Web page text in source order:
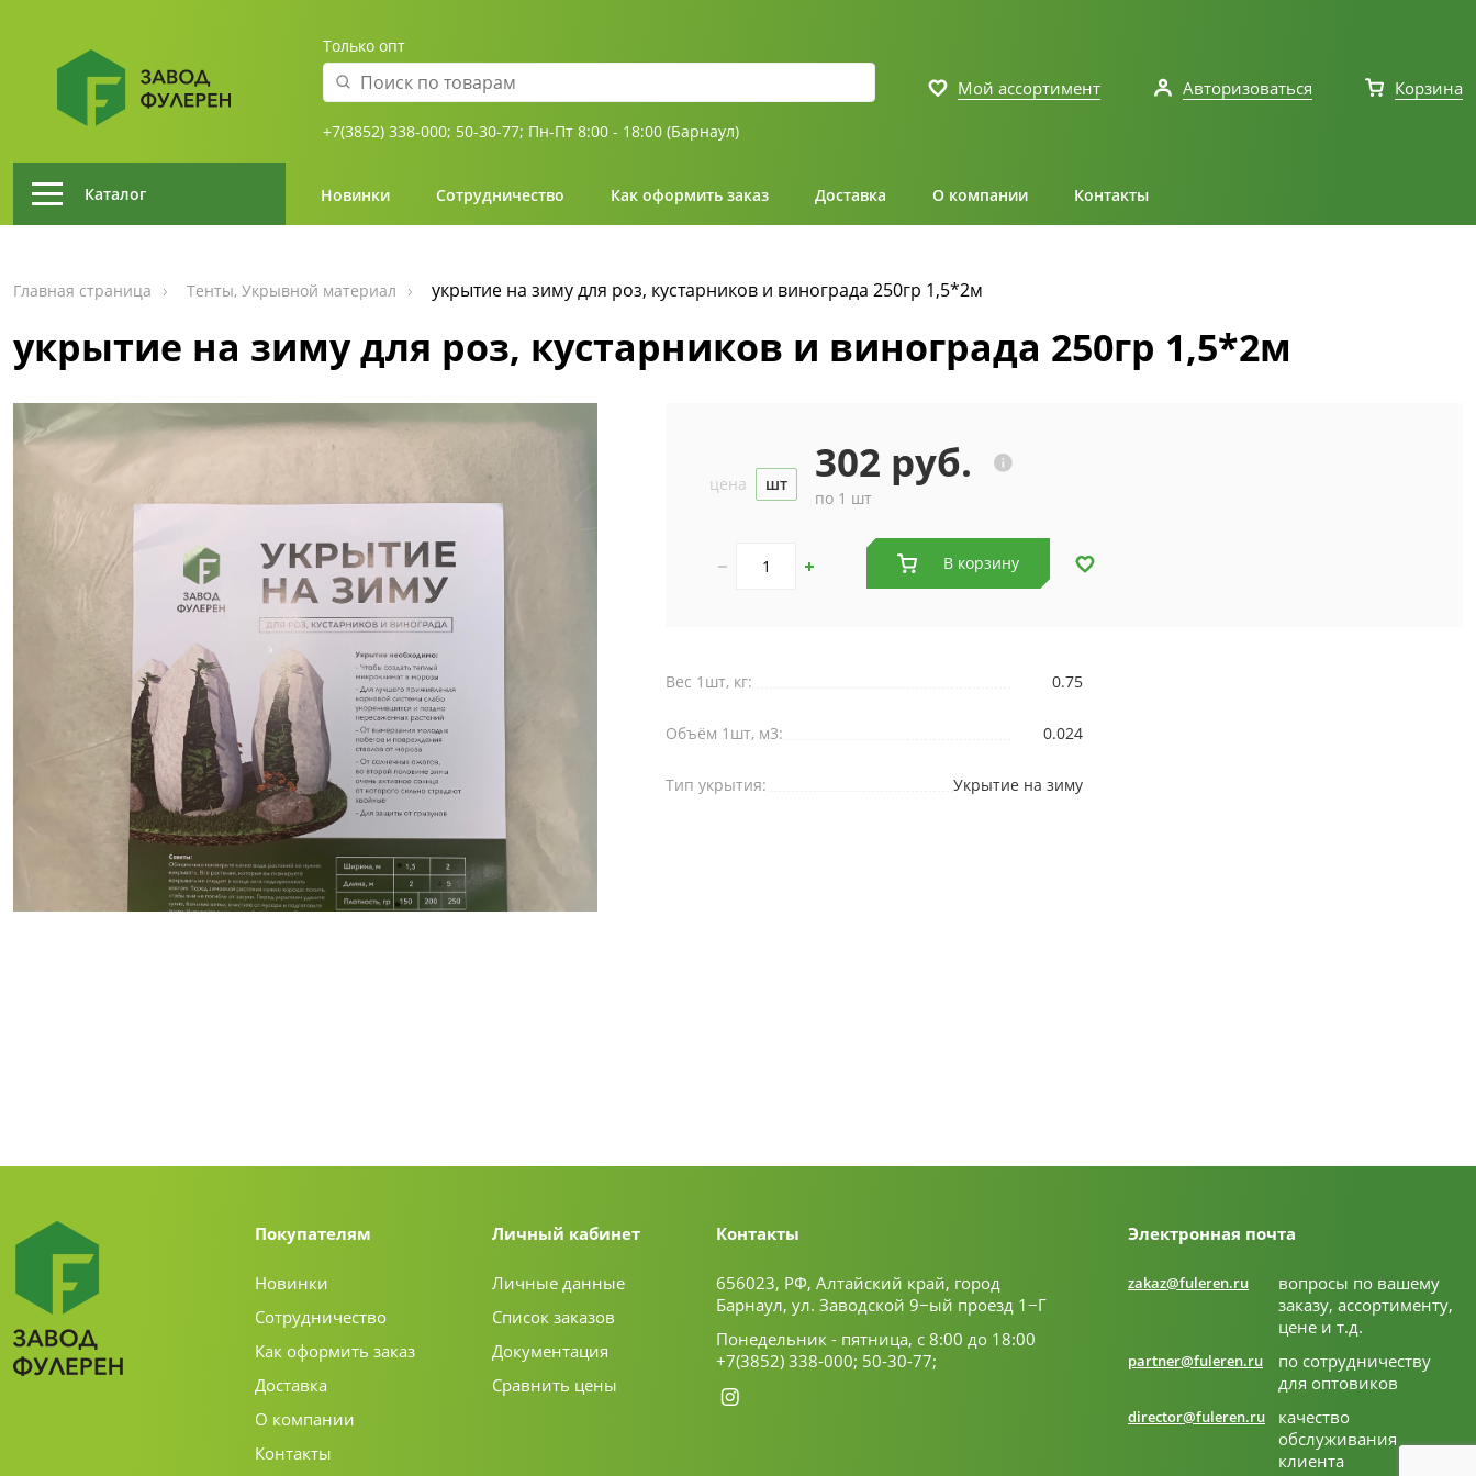
Только опт
+7(3852) 338-000; 50-30-77; Пн-Пт 8:00 - 18:00 (Барнаул)
Мой ассортимент Авторизоваться Корзина
Каталог Новинки Сотрудничество Как оформить заказ Доставка О компании Контакты
Главная страница Тенты, Укрывной материал укрытие на зиму для роз, кустарников и винограда 250гр 1,5*2м
укрытие на зиму для роз, кустарников и винограда 250гр 1,5*2м
цена шт 302 руб.
по 1 шт
В корзину
Вес 1шт, кг: 0.75
Объём 1шт, м3: 0.024
Тип укрытия: Укрытие на зиму
Покупателям
Новинки
Сотрудничество
Как оформить заказ
Доставка
О компании
Контакты
Личный кабинет
Личные данные
Список заказов
Документация
Сравнить цены
Контакты
656023, РФ, Алтайский край, город
Барнаул, ул. Заводской 9−ый проезд 1−Г
Понедельник - пятница, с 8:00 до 18:00
+7(3852) 338-000; 50-30-77;
Электронная почта
zakaz@fuleren.ru
вопросы по вашему
заказу, ассортименту,
цене и т.д.
partner@fuleren.ru
по сотрудничеству
для оптовиков
director@fuleren.ru
качество
обслуживания
клиента